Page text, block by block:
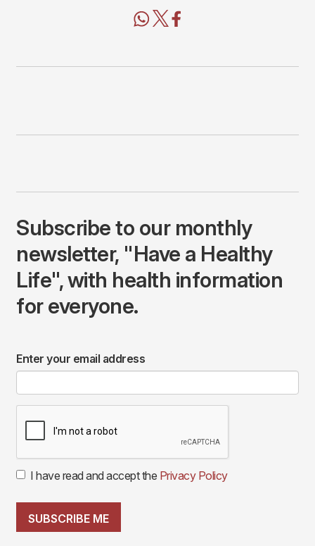
Subscribe to our monthly
newsletter, "Have a Healthy
Life", with health information
for everyone.
Enter your email address
I have read and accept the Privacy Policy
SUBSCRIBE ME